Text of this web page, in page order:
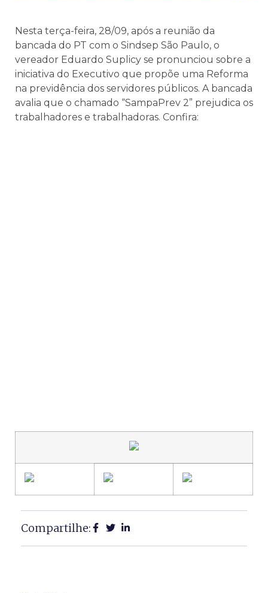
Nesta terça-feira, 28/09, após a reunião da
bancada do PT com o Sindsep São Paulo, o
vereador Eduardo Suplicy se pronunciou sobre a
iniciativa do Executivo que propõe uma Reforma
na previdência dos servidores públicos. A bancada
avalia que o chamado “SampaPrev 2” prejudica os
trabalhadores e trabalhadoras. Confira:
Compartilhe: